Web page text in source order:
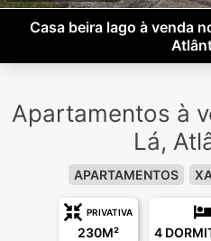
Casa beira lago à venda
Apartamentos à
Lá,
APARTAMENTOS
PRIVATIVA
230M² 4